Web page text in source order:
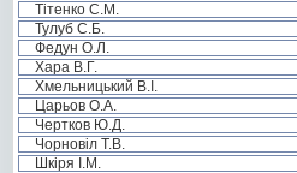
Тітенко С.М.
Тулуб С.Б.
Федун О.Л.
Хара В.Г.
Хмельницький В.І.
Царьов О.А.
Чертков Ю.Д.
Чорновіл Т.В.
Шкіря І.М.